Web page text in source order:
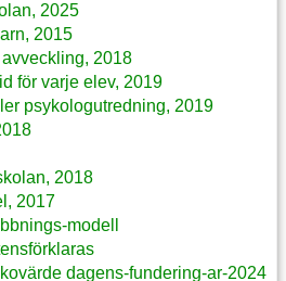
2025
2015
2018
för varje elev, 2019
psykologutredning, 2019
2018
2017
modell
dagens-fundering-ar-2024